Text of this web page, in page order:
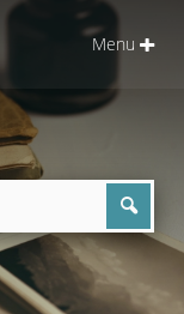
Menu